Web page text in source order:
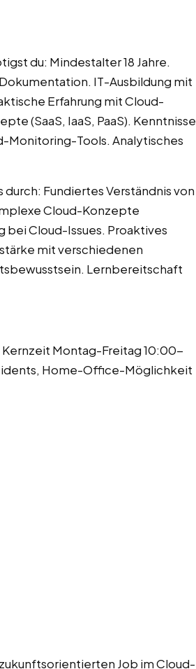
du: Mindestalter 18 Jahre.
IT-Ausbildung mit
Erfahrung mit Cloud-
(SaaS, IaaS, PaaS). Kenntnisse
Monitoring-Tools. Analytisches
Fundiertes Verständnis von
Cloud-Konzepte
bei Cloud-Issues. Proaktives
mit verschiedenen
Lernbereitschaft
Montag-Freitag 10:00-
Home-Office-Möglichkeit
Job im Cloud-